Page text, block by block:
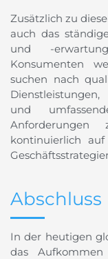
Zusätzlich zu
auch das
und -
Konsumenten
suchen nach
und
kontinuierlich
Abschluss
In der heutigen
das